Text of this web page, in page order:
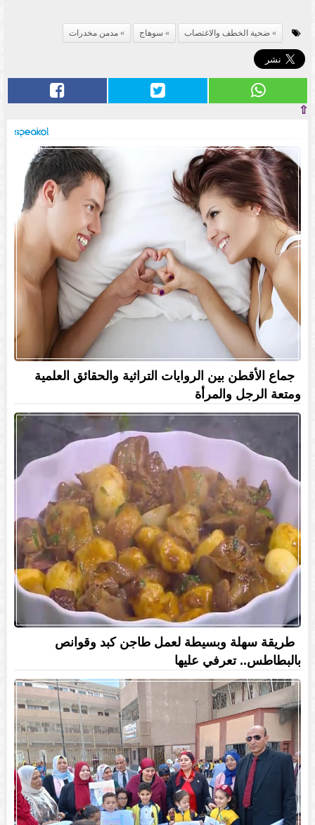
ضحية الخطف والاغتصاب سوهاج مدمن مخدرات
⇧
جماع الأقطن بين الروايات التراثية والحقائق العلمية
ومتعة الرجل والمرأة
طريقة سهلة وبسيطة لعمل طاجن كبد وقوانص
بالبطاطس.. تعرفي عليها